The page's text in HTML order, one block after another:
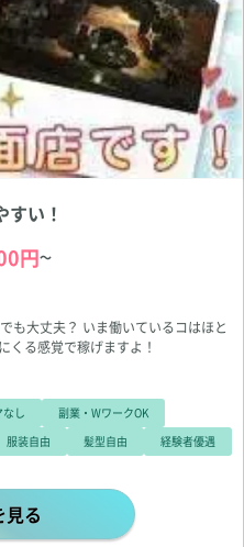
い！
円～
も大丈夫？ いま働いているコはほと
くる感覚で稼げますよ！
なし
副業・WワークOK
服装自由 髪型自由 経験者優遇
出勤で未経験者も働きやすい
見る